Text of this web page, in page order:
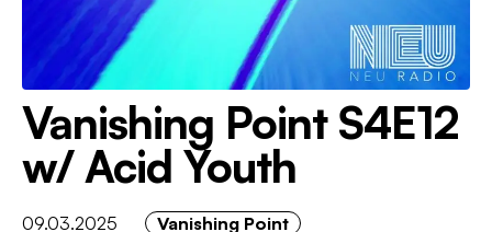
Vanishing Point S4E12
w/ Acid Youth
09.03.2025 Vanishing Point